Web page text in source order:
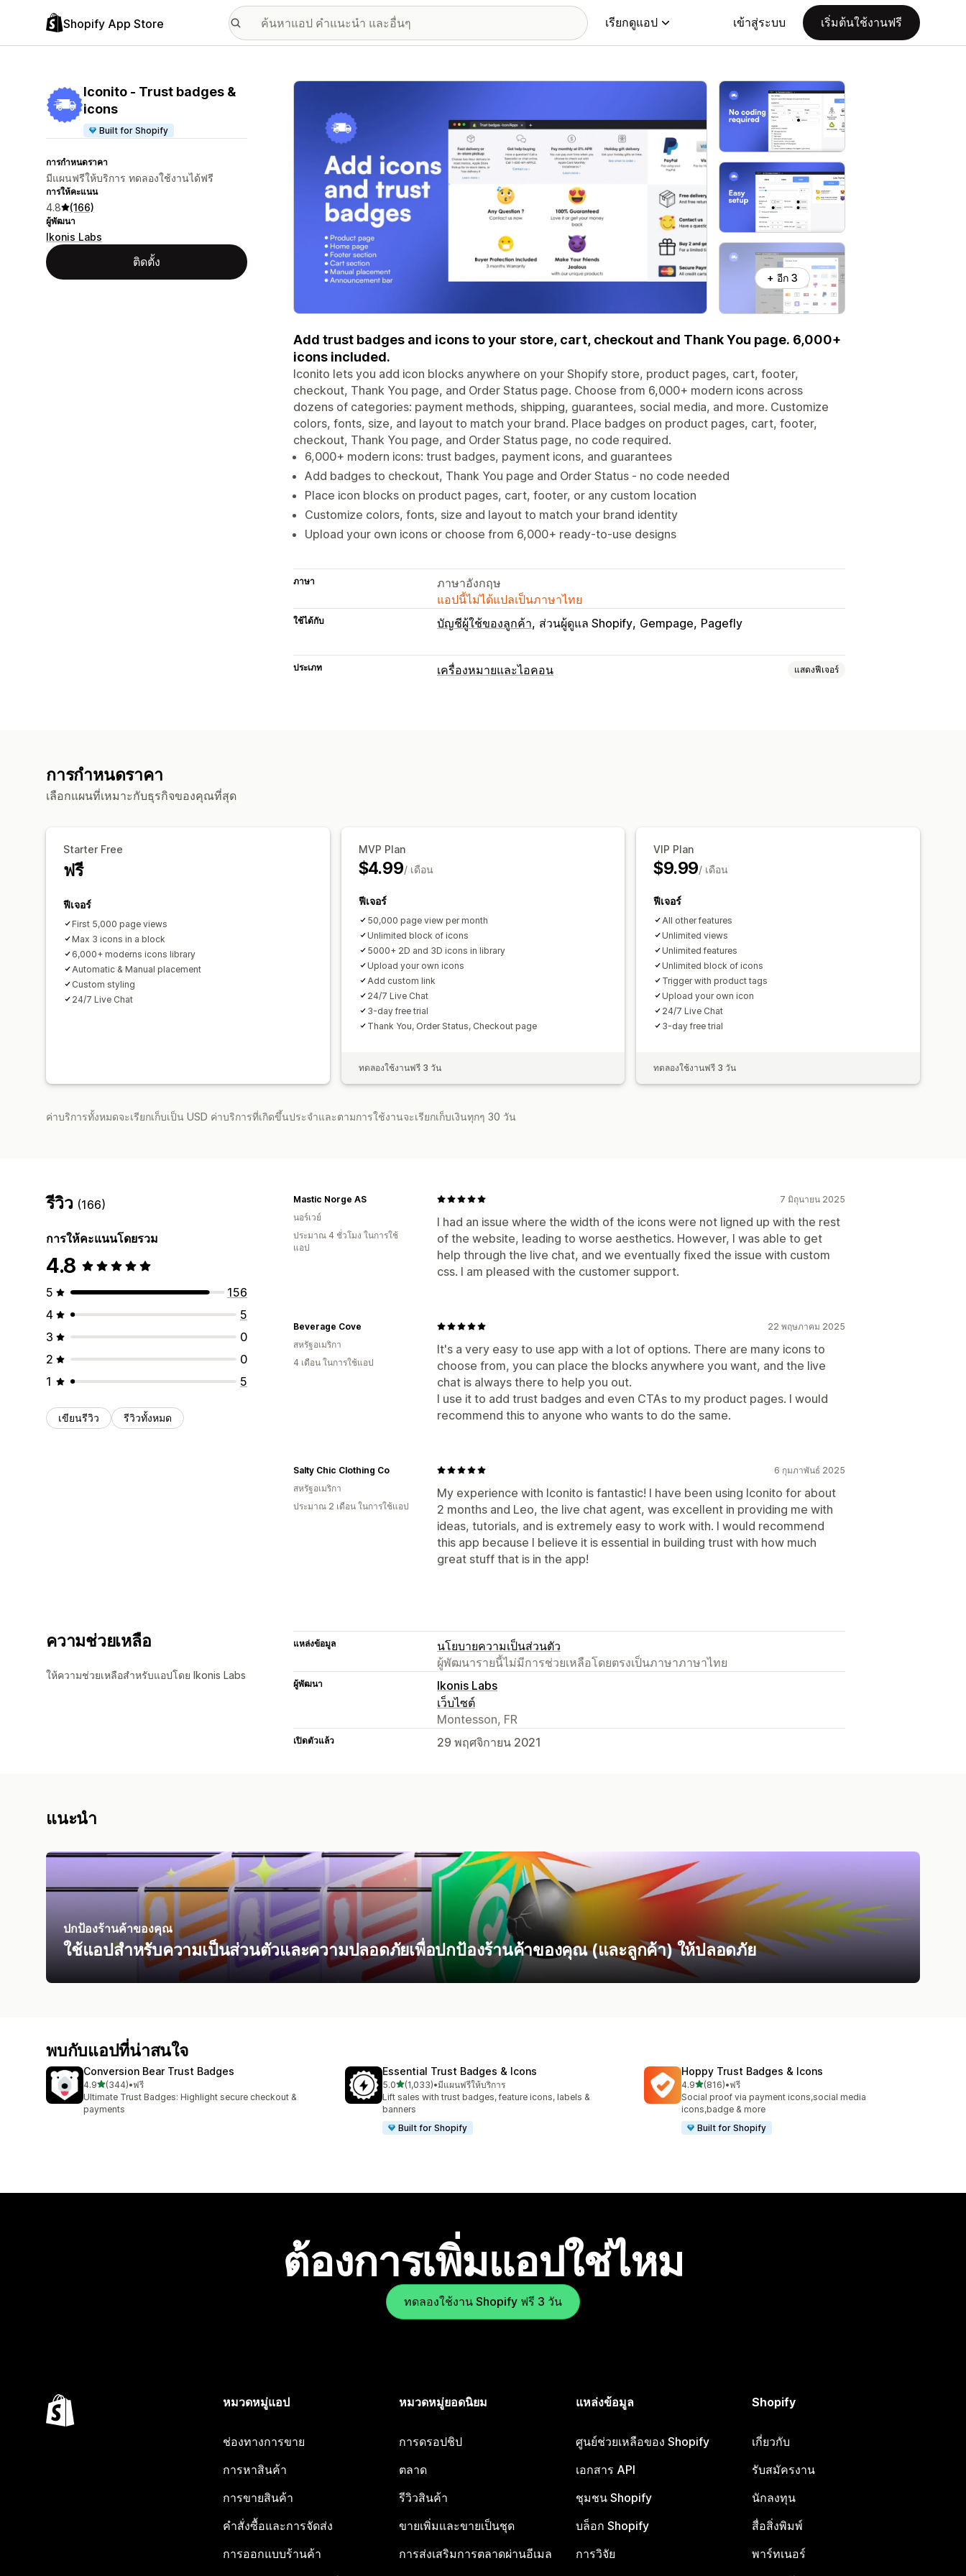
Shopify App Store เรียกดูแอป เข้าสู่ระบบ เริ่มต้นใช้งานฟรี
Iconito ‑ Trust badges &
icons
Built for Shopify
การกำหนดราคา
มีแผนฟรีให้บริการ ทดลองใช้งานได้ฟรี
การให้คะแนน
4.8 (166)
ผู้พัฒนา
Ikonis Labs
ติดตั้ง
แกลเลอรีรูปภาพที่แสดง
+ อีก 3
Add trust badges and icons to your store, cart, checkout and Thank You page. 6,000+
icons included.
Iconito lets you add icon blocks anywhere on your Shopify store, product pages, cart, footer,
checkout, Thank You page, and Order Status page. Choose from 6,000+ modern icons across
dozens of categories: payment methods, shipping, guarantees, social media, and more. Customize
colors, fonts, size, and layout to match your brand. Place badges on product pages, cart, footer,
checkout, Thank You page, and Order Status page, no code required.
6,000+ modern icons: trust badges, payment icons, and guarantees
Add badges to checkout, Thank You page and Order Status - no code needed
Place icon blocks on product pages, cart, footer, or any custom location
Customize colors, fonts, size and layout to match your brand identity
Upload your own icons or choose from 6,000+ ready-to-use designs
ภาษา
ภาษาอังกฤษ
แอปนี้ไม่ได้แปลเป็นภาษาไทย
ใช้ได้กับ บัญชีผู้ใช้ของลูกค้า ส่วนผู้ดูแล Shopify Gempage Pagefly
ประเภท เครื่องหมายและไอคอน แสดงฟีเจอร์
การเปลี่ยนรูปแบบตามการแสดงผลบนมือถือ
ตำแหน่งอัตโนมัติ แถบการประกาศ
หน้าคอลเลกชัน
ส่วน Hero
หน้าสินค้า หน้าค้นหา
การกำหนดราคา
เลือกแผนที่เหมาะกับธุรกิจของคุณที่สุด
Starter Free
ฟรี
ฟีเจอร์
First 5,000 page views
Max 3 icons in a block
6,000+ moderns icons library
Automatic & Manual placement
Custom styling
24/7 Live Chat
MVP Plan
$4.99/ เดือน
ฟีเจอร์
50,000 page view per month
Unlimited block of icons
5000+ 2D and 3D icons in library
Upload your own icons
Add custom link
24/7 Live Chat
3-day free trial
Thank You, Order Status, Checkout page
ทดลองใช้งานฟรี 3 วัน
VIP Plan
$9.99/ เดือน
ฟีเจอร์
All other features
Unlimited views
Unlimited features
Unlimited block of icons
Trigger with product tags
Upload your own icon
24/7 Live Chat
3-day free trial
ทดลองใช้งานฟรี 3 วัน
ค่าบริการทั้งหมดจะเรียกเก็บเป็น USD ค่าบริการที่เกิดขึ้นประจำและตามการใช้งานจะเรียกเก็บเงินทุกๆ 30 วัน
รีวิว (166)
การให้คะแนนโดยรวม
4.8
5
156
4
5
3
0
2
0
1
5
เขียนรีวิว รีวิวทั้งหมด
7 มิถุนายน 2025
I had an issue where the width of the icons were not ligned up with the rest
of the website, leading to worse aesthetics. However, I was able to get
help through the live chat, and we eventually fixed the issue with custom
css. I am pleased with the customer support.
Mastic Norge AS
นอร์เวย์
ประมาณ 4 ชั่วโมง ในการใช้
แอป
22 พฤษภาคม 2025
It's a very easy to use app with a lot of options. There are many icons to
choose from, you can place the blocks anywhere you want, and the live
chat is always there to help you out.
I use it to add trust badges and even CTAs to my product pages. I would
recommend this to anyone who wants to do the same.
Beverage Cove
สหรัฐอเมริกา
4 เดือน ในการใช้แอป
6 กุมภาพันธ์ 2025
My experience with Iconito is fantastic! I have been using Iconito for about
2 months and Leo, the live chat agent, was excellent in providing me with
ideas, tutorials, and is extremely easy to work with. I would recommend
this app because I believe it is essential in building trust with how much
great stuff that is in the app!
Salty Chic Clothing Co
สหรัฐอเมริกา
ประมาณ 2 เดือน ในการใช้แอป
ความช่วยเหลือ
ให้ความช่วยเหลือสำหรับแอปโดย Ikonis Labs
แหล่งข้อมูล
นโยบายความเป็นส่วนตัว
ผู้พัฒนารายนี้ไม่มีการช่วยเหลือโดยตรงเป็นภาษาภาษาไทย
ผู้พัฒนา
Ikonis Labs
เว็บไซต์
Montesson, FR
เปิดตัวแล้ว 29 พฤศจิกายน 2021
แนะนำ
ปกป้องร้านค้าของคุณ
ใช้แอปสำหรับความเป็นส่วนตัวและความปลอดภัยเพื่อปกป้องร้านค้าของคุณ (และลูกค้า) ให้ปลอดภัย
พบกับแอปที่น่าสนใจ
Conversion Bear Trust Badges
4.9เต็ม 5 ดาว
(344)
ทั้งหมด 344 รีวิว
•ฟรี
Ultimate Trust Badges: Highlight secure checkout &
payments
Essential Trust Badges & Icons
5.0เต็ม 5 ดาว
(1,033)
ทั้งหมด 1033 รีวิว
•มีแผนฟรีให้บริการ
Lift sales with trust badges, feature icons, labels &
banners
Built for Shopify
Hoppy Trust Badges & Icons
4.9เต็ม 5 ดาว
(816)
ทั้งหมด 816 รีวิว
•ฟรี
Social proof via payment icons,social media
icons,badge & more
Built for Shopify
ต้องการเพิ่มแอปใช่ไหม
ทดลองใช้งาน Shopify ฟรี 3 วัน
หมวดหมู่แอป
ช่องทางการขาย
การหาสินค้า
การขายสินค้า
คำสั่งซื้อและการจัดส่ง
การออกแบบร้านค้า
หมวดหมู่ยอดนิยม
การดรอปชิป
ตลาด
รีวิวสินค้า
ขายเพิ่มและขายเป็นชุด
การส่งเสริมการตลาดผ่านอีเมล
แหล่งข้อมูล
ศูนย์ช่วยเหลือของ Shopify
เอกสาร API
ชุมชน Shopify
บล็อก Shopify
การวิจัย
Shopify
เกี่ยวกับ
รับสมัครงาน
นักลงทุน
สื่อสิ่งพิมพ์
พาร์ทเนอร์